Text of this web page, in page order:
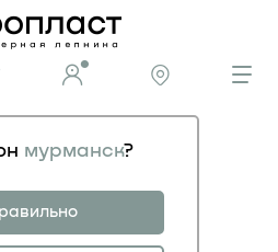
мурманск?